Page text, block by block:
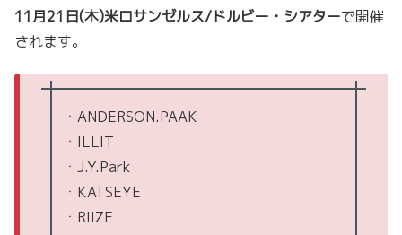
11月21日(木)米ロサンゼルス/ドルビー・シアターで開催
されます。
ㆍANDERSON.PAAK
ㆍILLIT
ㆍJ.Y.Park
ㆍKATSEYE
ㆍRIIZE